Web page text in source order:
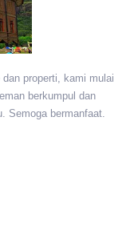
properti, kami mulai
berkumpul dan
Semoga bermanfaat.